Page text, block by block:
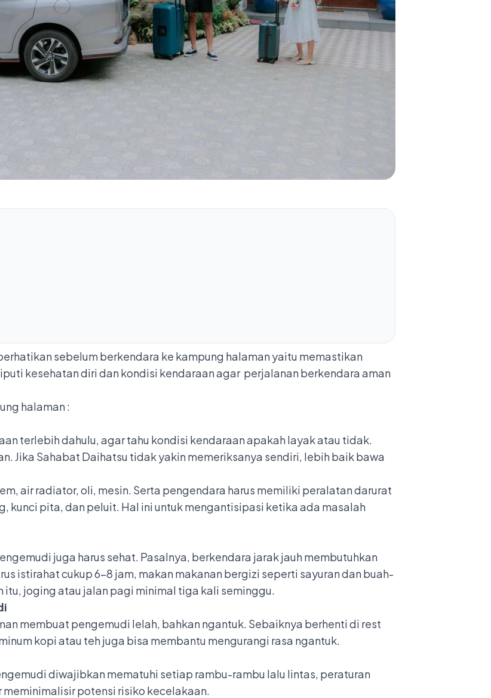
sebelum berkendara ke kampung halaman yaitu memastikan
kesehatan diri dan kondisi kendaraan agar perjalanan berkendara aman
halaman :
terlebih dahulu, agar tahu kondisi kendaraan apakah layak atau tidak.
Jika Sahabat Daihatsu tidak yakin memeriksanya sendiri, lebih baik bawa
air radiator, oli, mesin. Serta pengendara harus memiliki peralatan darurat
kunci pita, dan peluit. Hal ini untuk mengantisipasi ketika ada masalah
juga harus sehat. Pasalnya, berkendara jarak jauh membutuhkan
istirahat cukup 6-8 jam, makan makanan bergizi seperti sayuran dan buah-
itu, joging atau jalan pagi minimal tiga kali seminggu.
membuat pengemudi lelah, bahkan ngantuk. Sebaiknya berhenti di rest
kopi atau teh juga bisa membantu mengurangi rasa ngantuk.
diwajibkan mematuhi setiap rambu-rambu lalu lintas, peraturan
meminimalisir potensi risiko kecelakaan.